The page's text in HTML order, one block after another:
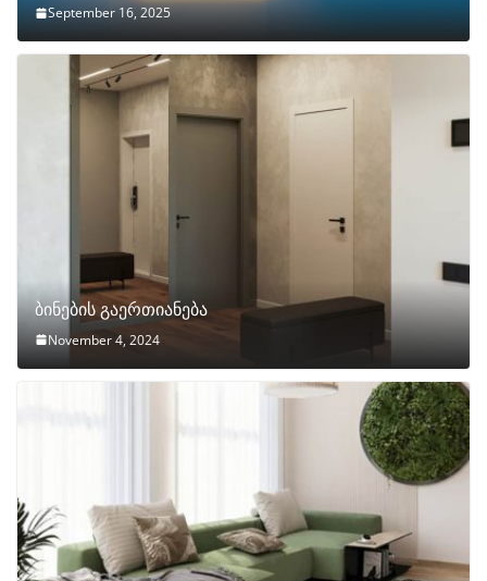
September 16, 2025
ბინების გაერთიანება
November 4, 2024